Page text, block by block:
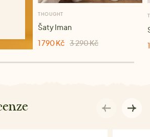
THOUGHT
Šaty Iman
1 790 Kč 3 290 Kč